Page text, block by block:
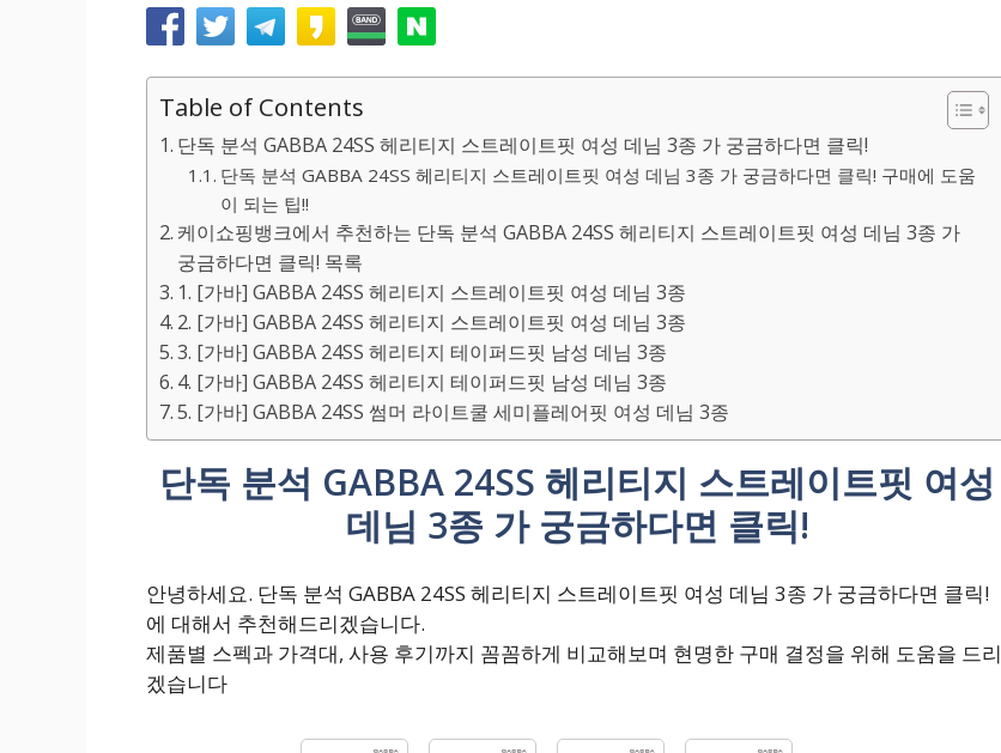
Table of Contents
단독 분석 GABBA 24SS 헤리티지 스트레이트핏 여성 데님 3종 가 궁금하다면 클릭!
단독 분석 GABBA 24SS 헤리티지 스트레이트핏 여성 데님 3종 가 궁금하다면 클릭! 구매에 도움
이 되는 팁!!
케이쇼핑뱅크에서 추천하는 단독 분석 GABBA 24SS 헤리티지 스트레이트핏 여성 데님 3종 가
궁금하다면 클릭! 목록
1. [가바] GABBA 24SS 헤리티지 스트레이트핏 여성 데님 3종
2. [가바] GABBA 24SS 헤리티지 스트레이트핏 여성 데님 3종
3. [가바] GABBA 24SS 헤리티지 테이퍼드핏 남성 데님 3종
4. [가바] GABBA 24SS 헤리티지 테이퍼드핏 남성 데님 3종
5. [가바] GABBA 24SS 썸머 라이트쿨 세미플레어핏 여성 데님 3종
단독 분석 GABBA 24SS 헤리티지 스트레이트핏 여성
데님 3종 가 궁금하다면 클릭!
안녕하세요. 단독 분석 GABBA 24SS 헤리티지 스트레이트핏 여성 데님 3종 가 궁금하다면 클릭!
에 대해서 추천해드리겠습니다.
제품별 스펙과 가격대, 사용 후기까지 꼼꼼하게 비교해보며 현명한 구매 결정을 위해 도움을 드리
겠습니다